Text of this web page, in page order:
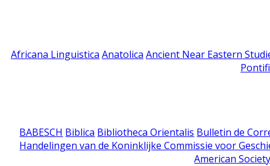
Africana Linguistica Anatolica Ancient Near Eastern
BABESCH Biblica Bibliotheca Orientalis Bulletin de
Handelingen van de Koninklijke Commissie voor
American